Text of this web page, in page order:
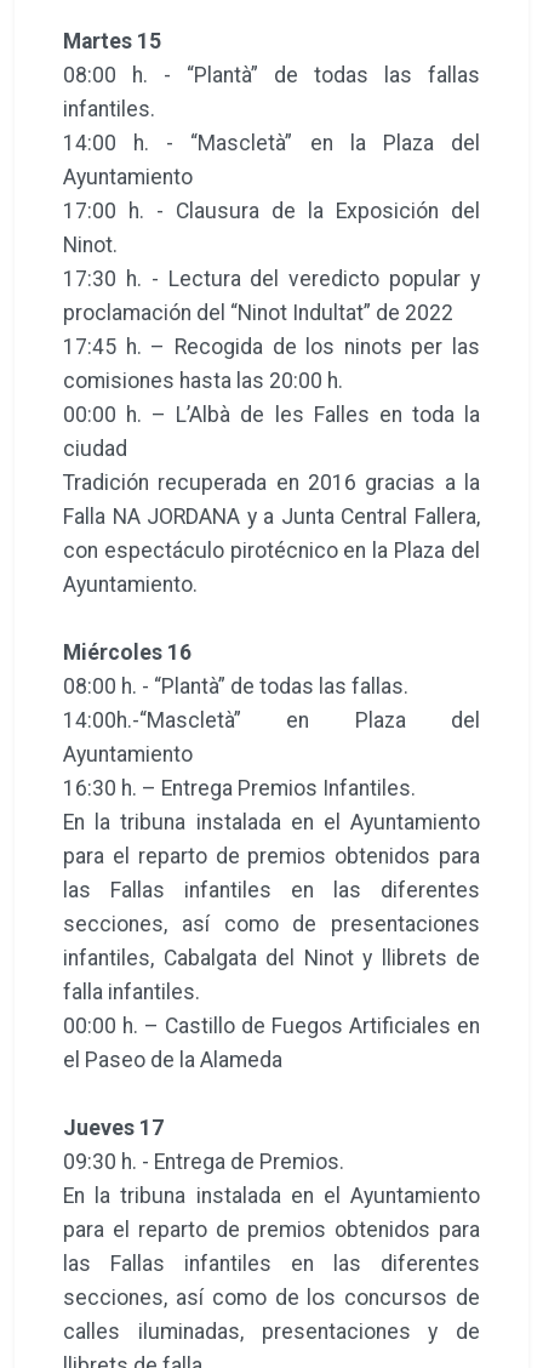
Martes 15
08:00 h. - “Plantà” de todas las fallas
infantiles.
14:00 h. - “Mascletà” en la Plaza del
Ayuntamiento
17:00 h. - Clausura de la Exposición del
Ninot.
17:30 h. - Lectura del veredicto popular y
proclamación del “Ninot Indultat” de 2022
17:45 h. – Recogida de los ninots per las
comisiones hasta las 20:00 h.
00:00 h. – L’Albà de les Falles en toda la
ciudad
Tradición recuperada en 2016 gracias a la
Falla NA JORDANA y a Junta Central Fallera,
con espectáculo pirotécnico en la Plaza del
Ayuntamiento.
Miércoles 16
08:00 h. - “Plantà” de todas las fallas.
14:00h.-“Mascletà” en Plaza del
Ayuntamiento
16:30 h. – Entrega Premios Infantiles.
En la tribuna instalada en el Ayuntamiento
para el reparto de premios obtenidos para
las Fallas infantiles en las diferentes
secciones, así como de presentaciones
infantiles, Cabalgata del Ninot y llibrets de
falla infantiles.
00:00 h. – Castillo de Fuegos Artificiales en
el Paseo de la Alameda
Jueves 17
09:30 h. - Entrega de Premios.
En la tribuna instalada en el Ayuntamiento
para el reparto de premios obtenidos para
las Fallas infantiles en las diferentes
secciones, así como de los concursos de
calles iluminadas, presentaciones y de